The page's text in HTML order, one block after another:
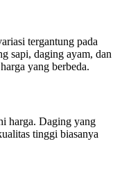
tergantung pada
sapi, daging ayam, dan
yang berbeda.
harga. Daging yang
tinggi biasanya